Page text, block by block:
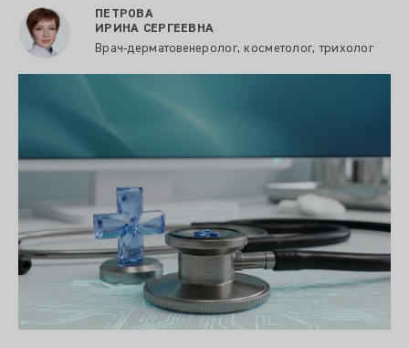
ПЕТРОВА
ИРИНА СЕРГЕЕВНА
Врач-дерматовенеролог, косметолог, трихолог